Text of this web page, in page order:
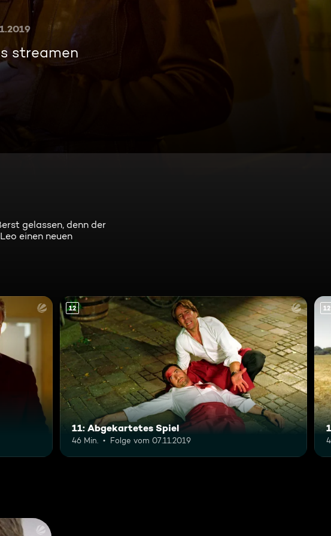
streamen
gelassen, denn der
einen neuen
12
11: Abgekartetes Spiel
46 Min. Folge vom 07.11.2019
12